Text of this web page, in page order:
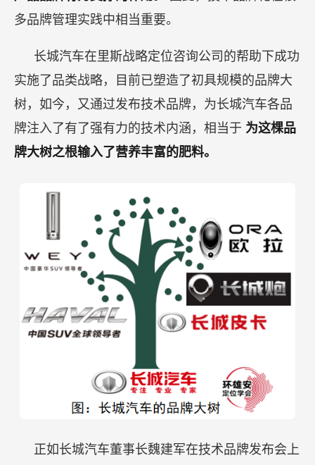
多品牌管理实践中相当重要。
长城汽车在里斯战略定位咨询公司的帮助下成功
实施了品类战略，目前已塑造了初具规模的品牌大
树，如今，又通过发布技术品牌，为长城汽车各品
牌注入了有了强有力的技术内涵，相当于 为这棵品
牌大树之根输入了营养丰富的肥料。
正如长城汽车董事长魏建军在技术品牌发布会上